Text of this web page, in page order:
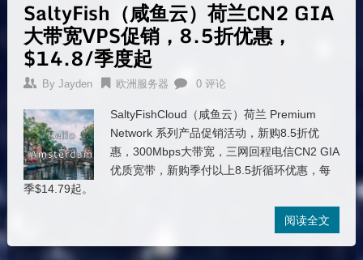
SaltyFish（咸鱼云）荷兰CN2 GIA
大带宽VPS促销，8.5折优惠，
$14.8/季度起
By Jayden 欧洲服务器 0 评论
SaltyFishCloud（咸鱼云）荷兰 Premium
Network 系列产品促销活动，新购8.5折优
惠，300Mbps大带宽，三网回程电信CN2 GIA
优质宽带，新购季付以上8.5折循环优惠，每
季$14.79起。
阅读全文